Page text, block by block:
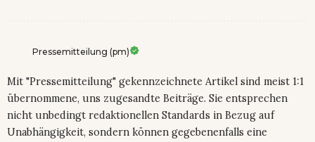
Pressemitteilung (pm)
Mit "Pressemitteilung" gekennzeichnete Artikel sind meist 1:1
übernommene, uns zugesandte Beiträge. Sie entsprechen
nicht unbedingt redaktionellen Standards in Bezug auf
Unabhängigkeit, sondern können gegebenenfalls eine